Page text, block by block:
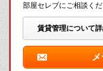
部屋セレブにご相談くだ
賃貸管理について